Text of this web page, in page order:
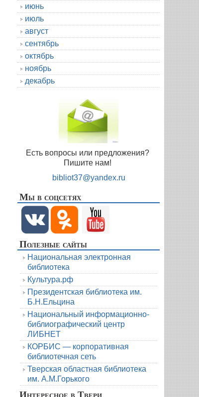
июнь
июль
август
сентябрь
октябрь
ноябрь
декабрь
Есть вопросы или предложения?
Пишите нам!
bibliot37@yandex.ru
Мы в соцсетях
Полезные сайты
Национальная электронная
библиотека
Культура.рф
Президентская библиотека им.
Б.Н.Ельцина
Национальный информационно-
библиографический центр
ЛИБНЕТ
КОРБИС — корпоративная
библиотечная сеть
Тверская областная библиотека
им. А.М.Горького